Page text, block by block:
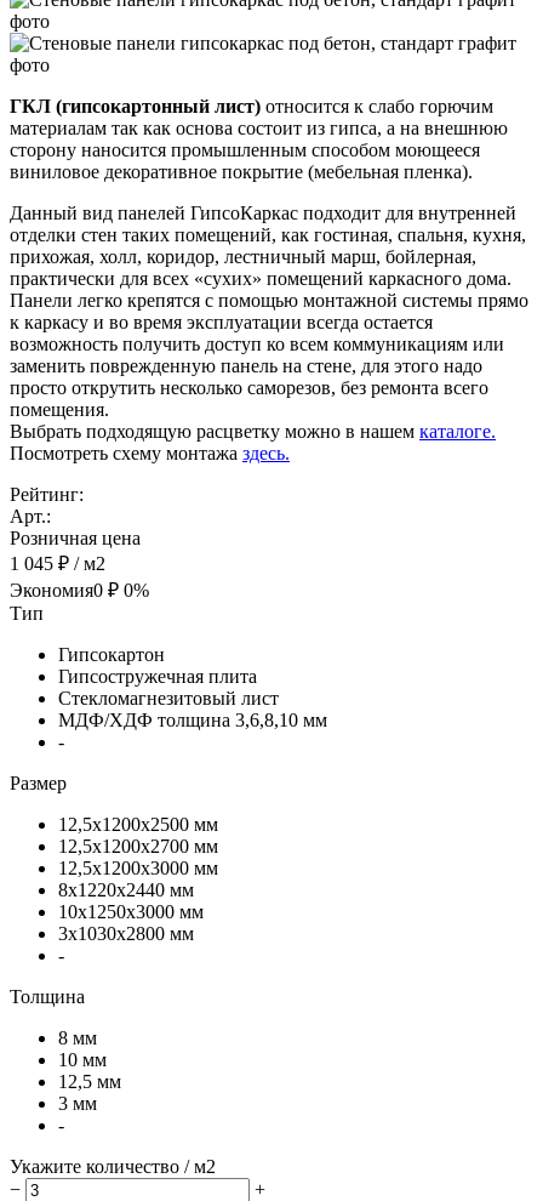
ГКЛ (гипсокартонный лист) относится к слабо горючим
материалам так как основа состоит из гипса, а на внешнюю
сторону наносится промышленным способом моющееся
виниловое декоративное покрытие (мебельная пленка).
Данный вид панелей ГипсоКаркас подходит для внутренней
отделки стен таких помещений, как гостиная, спальня, кухня,
прихожая, холл, коридор, лестничный марш, бойлерная,
практически для всех «сухих» помещений каркасного дома.
Панели легко крепятся с помощью монтажной системы прямо
к каркасу и во время эксплуатации всегда остается
возможность получить доступ ко всем коммуникациям или
заменить поврежденную панель на стене, для этого надо
просто открутить несколько саморезов, без ремонта всего
помещения.
Выбрать подходящую расцветку можно в нашем каталоге.
Посмотреть схему монтажа здесь.
Рейтинг:
Арт.:
Розничная цена
1 045 ₽ / м2
Экономия0 ₽ 0%
Тип
Гипсокартон
Гипсостружечная плита
Стекломагнезитовый лист
МДФ/ХДФ толщина 3,6,8,10 мм
-
Размер
12,5х1200х2500 мм
12,5х1200х2700 мм
12,5х1200х3000 мм
8х1220х2440 мм
10х1250х3000 мм
3х1030х2800 мм
-
Толщина
8 мм
10 мм
12,5 мм
3 мм
-
Укажите количество / м2
−
+